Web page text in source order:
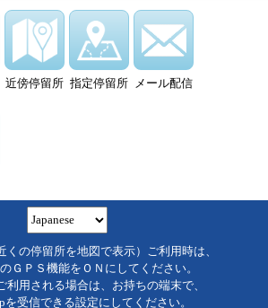
近傍停留所 指定停留所 メール配信
くの停留所を地図で表示）ご利用時は、
ＧＰＳ機能をＯＮにしてください。
利用される場合は、お持ちの端末で、
受信できる設定にしてください。